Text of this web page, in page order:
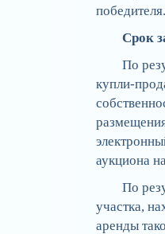
победителя.
Срок
По
купли-
аукциона
По
участка,
аренды